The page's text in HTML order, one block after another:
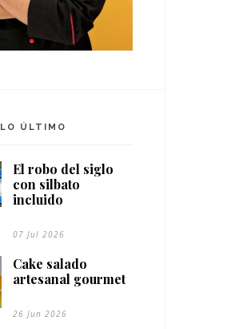
LO ÚLTIMO
El robo del siglo
con silbato
incluido
07 Jul 2026
Cake salado
artesanal gourmet
26 Jun 2026